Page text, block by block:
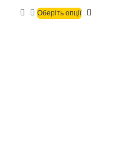
Оберіть опції